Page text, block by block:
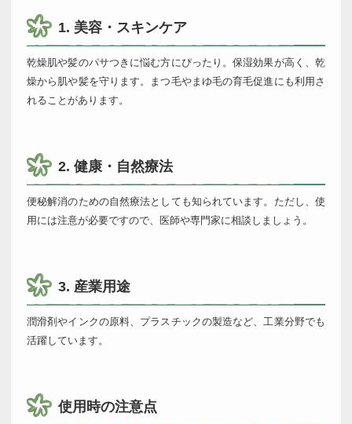
1. 美容・スキンケア
乾燥肌や髪のパサつきに悩む方にぴったり。保湿効果が高く、乾
燥から肌や髪を守ります。まつ毛やまゆ毛の育毛促進にも利用さ
れることがあります。
2. 健康・自然療法
便秘解消のための自然療法としても知られています。ただし、使
用には注意が必要ですので、医師や専門家に相談しましょう。
3. 産業用途
潤滑剤やインクの原料、プラスチックの製造など、工業分野でも
活躍しています。
使用時の注意点